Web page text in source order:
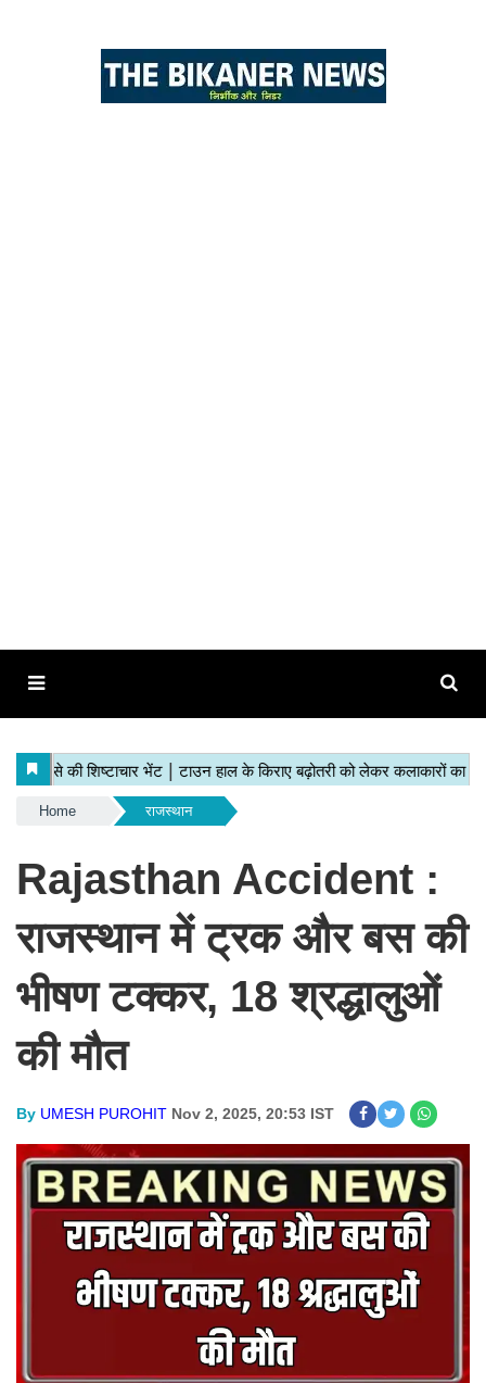
Home राजस्थान
Rajasthan Accident :
राजस्थान में ट्रक और बस की
भीषण टक्कर, 18 श्रद्धालुओं
की मौत
By UMESH PUROHIT Nov 2, 2025, 20:53 IST